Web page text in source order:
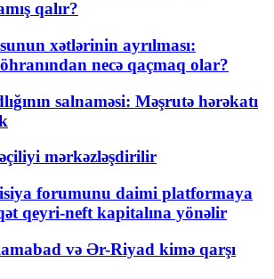
qalır?
xətlərinin ayrılması:
necə qaçmaq olar?
salnaməsi: Məşrutə hərəkatı
mərkəzləşdirilir
forumunu daimi platformaya
qeyri-neft kapitalına yönəlir
və Ər-Riyad kimə qarşı